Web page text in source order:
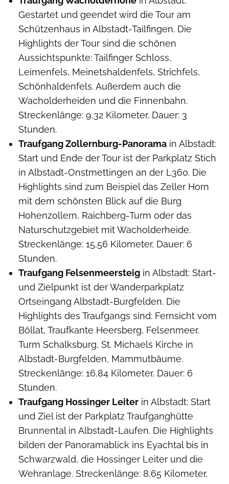
Gestartet und geendet wird die Tour am
Schützenhaus in Albstadt-Tailfingen. Die
Highlights der Tour sind die schönen
Aussichtspunkte: Tailfinger Schloss,
Leimenfels, Meinetshaldenfels, Strichfels,
Schönhaldenfels. Außerdem auch die
Wacholderheiden und die Finnenbahn.
Streckenlänge: 9,32 Kilometer, Dauer: 3
Stunden.
Traufgang Zollernburg-Panorama in Albstadt:
Start und Ende der Tour ist der Parkplatz Stich
in Albstadt-Onstmettingen an der L360. Die
Highlights sind zum Beispiel das Zeller Horn
mit dem schönsten Blick auf die Burg
Hohenzollern, Raichberg-Turm oder das
Naturschutzgebiet mit Wacholderheide.
Streckenlänge: 15,56 Kilometer, Dauer: 6
Stunden.
Traufgang Felsenmeersteig in Albstadt: Start-
und Zielpunkt ist der Wanderparkplatz
Ortseingang Albstadt-Burgfelden. Die
Highlights des Traufgangs sind: Fernsicht vom
Böllat, Traufkante Heersberg, Felsenmeer,
Turm Schalksburg, St. Michaels Kirche in
Albstadt-Burgfelden, Mammutbäume.
Streckenlänge: 16,84 Kilometer, Dauer: 6
Stunden.
Traufgang Hossinger Leiter in Albstadt: Start
und Ziel ist der Parkplatz Traufganghütte
Brunnental in Albstadt-Laufen. Die Highlights
bilden der Panoramablick ins Eyachtal bis in
Schwarzwald, die Hossinger Leiter und die
Wehranlage. Streckenlänge: 8,65 Kilometer,